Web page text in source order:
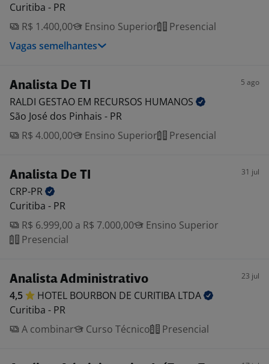
Curitiba - PR
R$ 1.400,00
Ensino Superior
Presencial
Vagas semelhantes
Analista De TI 5 ago
RALDI GESTAO EM RECURSOS HUMANOS
São José dos Pinhais - PR
R$ 4.000,00
Ensino Superior Presencial
Analista De TI 31 jul
CRP-PR
Curitiba - PR
R$ 6.999,00 a R$ 7.000,00
Ensino Superior
Presencial
Analista Administrativo 23 jul
4,5 HOTEL BOURBON DE CURITIBA LTDA
Curitiba - PR
A combinar
Curso Técnico Presencial